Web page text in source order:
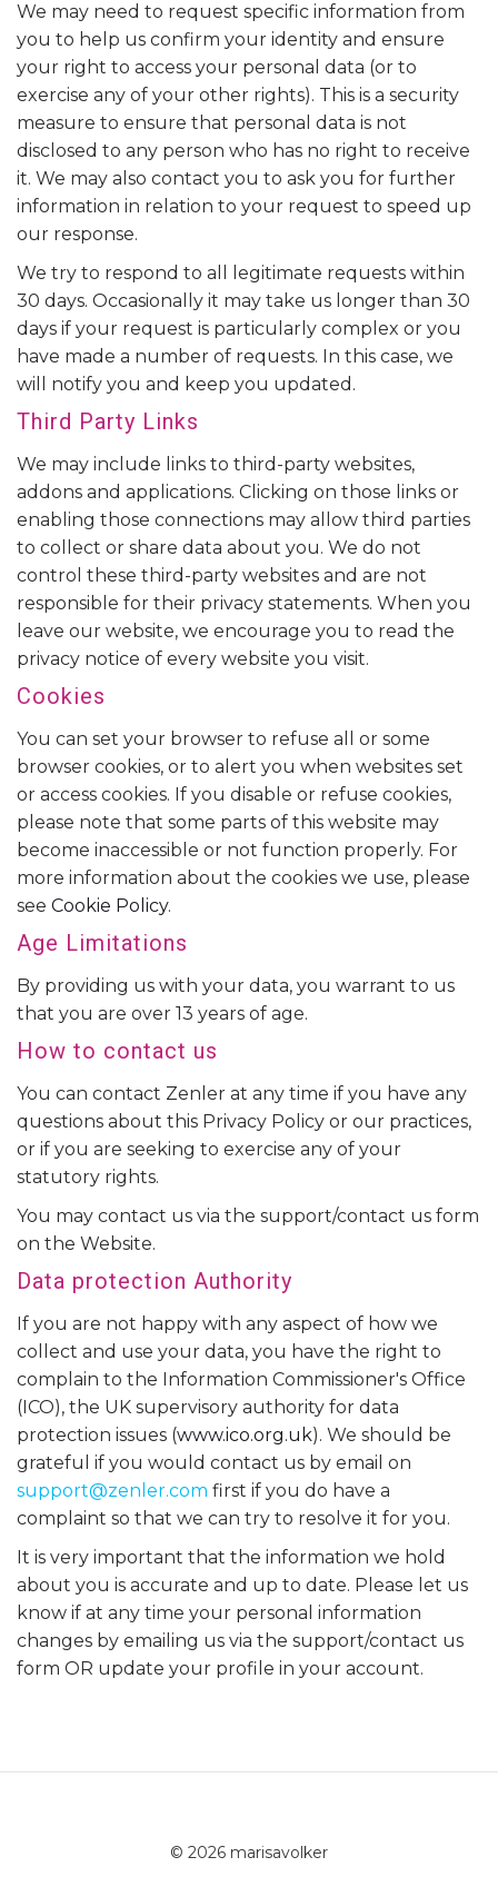
We may need to request specific information from
you to help us confirm your identity and ensure
your right to access your personal data (or to
exercise any of your other rights). This is a security
measure to ensure that personal data is not
disclosed to any person who has no right to receive
it. We may also contact you to ask you for further
information in relation to your request to speed up
our response.
We try to respond to all legitimate requests within
30 days. Occasionally it may take us longer than 30
days if your request is particularly complex or you
have made a number of requests. In this case, we
will notify you and keep you updated.
Third Party Links
We may include links to third-party websites,
addons and applications. Clicking on those links or
enabling those connections may allow third parties
to collect or share data about you. We do not
control these third-party websites and are not
responsible for their privacy statements. When you
leave our website, we encourage you to read the
privacy notice of every website you visit.
Cookies
You can set your browser to refuse all or some
browser cookies, or to alert you when websites set
or access cookies. If you disable or refuse cookies,
please note that some parts of this website may
become inaccessible or not function properly. For
more information about the cookies we use, please
see Cookie Policy.
Age Limitations
By providing us with your data, you warrant to us
that you are over 13 years of age.
How to contact us
You can contact Zenler at any time if you have any
questions about this Privacy Policy or our practices,
or if you are seeking to exercise any of your
statutory rights.
You may contact us via the support/contact us form
on the Website.
Data protection Authority
If you are not happy with any aspect of how we
collect and use your data, you have the right to
complain to the Information Commissioner's Office
(ICO), the UK supervisory authority for data
protection issues (www.ico.org.uk). We should be
grateful if you would contact us by email on
support@zenler.com first if you do have a
complaint so that we can try to resolve it for you.
It is very important that the information we hold
about you is accurate and up to date. Please let us
know if at any time your personal information
changes by emailing us via the support/contact us
form OR update your profile in your account.
© 2026 marisavolker